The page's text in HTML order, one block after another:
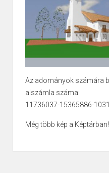
Az adományok számára
alszámla száma:
11736037-15365886-
Még több kép a Képtárban!